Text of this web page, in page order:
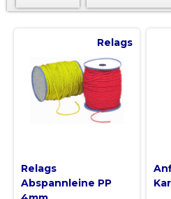
Relags
Relags
Abspannleine PP